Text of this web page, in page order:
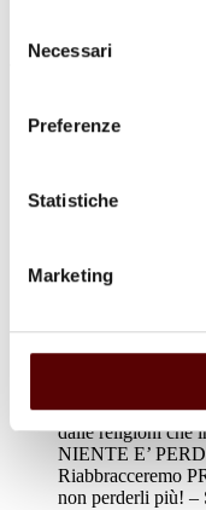
delNecessari
Preferenze
Statistiche
Marketing
Vi esprimo tanto
accetta, cioè il
Gesù Cristo, oggi
dalle religioni che
NIENTE E’
Riabbracceremo
non perderli più! –